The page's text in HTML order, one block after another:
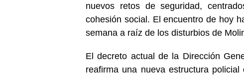
nuevos retos de seguridad,
cohesión social. El encuentro de hoy
semana a raíz de los disturbios de
El decreto actual de la Dirección
reafirma una nueva estructura